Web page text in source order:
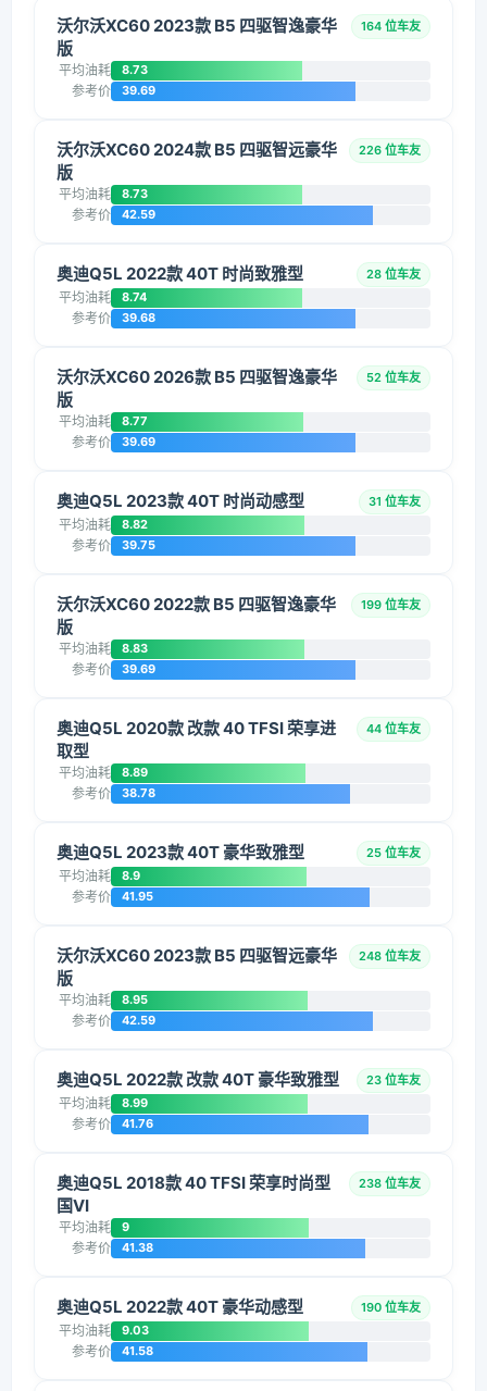
沃尔沃XC60 2023款 B5 四驱智逸豪华
版
164 位车友
平均油耗 8.73
参考价 39.69
沃尔沃XC60 2024款 B5 四驱智远豪华
版
226 位车友
平均油耗 8.73
参考价 42.59
奥迪Q5L 2022款 40T 时尚致雅型 28 位车友
平均油耗 8.74
参考价 39.68
沃尔沃XC60 2026款 B5 四驱智逸豪华
版
52 位车友
平均油耗 8.77
参考价 39.69
奥迪Q5L 2023款 40T 时尚动感型 31 位车友
平均油耗 8.82
参考价 39.75
沃尔沃XC60 2022款 B5 四驱智逸豪华
版
199 位车友
平均油耗 8.83
参考价 39.69
奥迪Q5L 2020款 改款 40 TFSI 荣享进
取型
44 位车友
平均油耗 8.89
参考价 38.78
奥迪Q5L 2023款 40T 豪华致雅型 25 位车友
平均油耗 8.9
参考价 41.95
沃尔沃XC60 2023款 B5 四驱智远豪华
版
248 位车友
平均油耗 8.95
参考价 42.59
奥迪Q5L 2022款 改款 40T 豪华致雅型 23 位车友
平均油耗 8.99
参考价 41.76
奥迪Q5L 2018款 40 TFSI 荣享时尚型
国VI
238 位车友
平均油耗 9
参考价 41.38
奥迪Q5L 2022款 40T 豪华动感型 190 位车友
平均油耗 9.03
参考价 41.58